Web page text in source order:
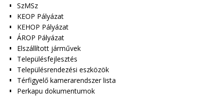
SzMSz
KEOP Pályázat
KEHOP Pályázat
ÁROP Pályázat
Elszállított járművek
Településfejlesztés
Településrendezési eszközök
Térfigyelő kamerarendszer lista
Perkapu dokumentumok